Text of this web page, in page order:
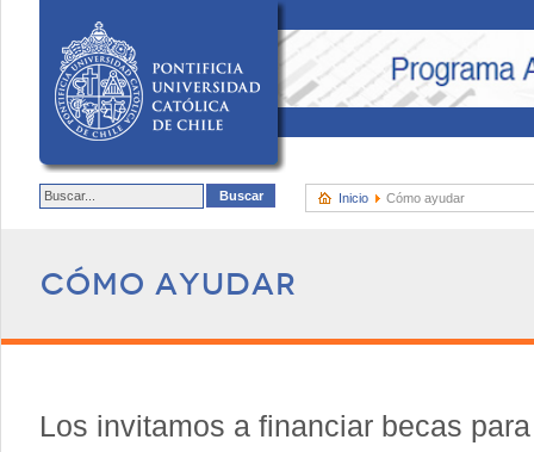
Inicio Cómo ayudar
Cómo ayudar
Los invitamos a financiar becas